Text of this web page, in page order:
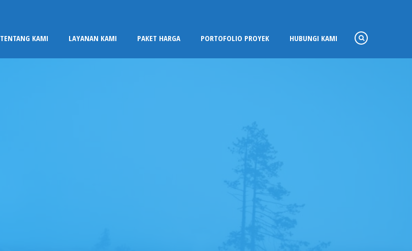
TENTANG KAMI LAYANAN KAMI PAKET HARGA PORTOFOLIO PROYEK HUBUNGI KAMI